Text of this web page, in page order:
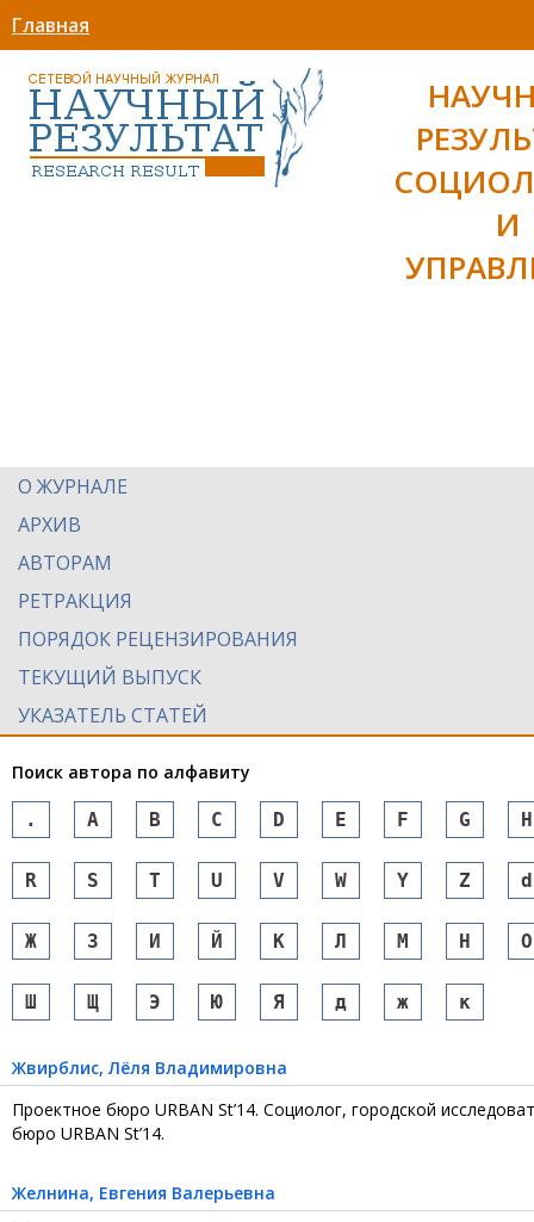
Главная
И
О ЖУРНАЛЕ
АРХИВ
АВТОРАМ
РЕТРАКЦИЯ
ПОРЯДОК РЕЦЕНЗИРОВАНИЯ
ТЕКУЩИЙ ВЫПУСК
УКАЗАТЕЛЬ СТАТЕЙ
Поиск автора по алфавиту
. A B C D E F G H
R S T U V W Y Z d
Ж З И Й К Л М Н О
Ш Щ Э Ю Я д ж к
Жвирблис, Лёля Владимировна
Проектное бюро URBAN St’14. Социолог, городской
бюро URBAN St’14.
Желнина, Евгения Валерьевна